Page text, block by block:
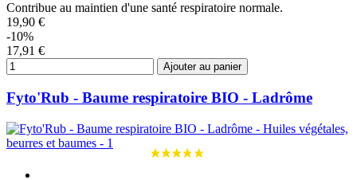
Contribue au maintien d'une santé respiratoire normale.
19,90 €
-10%
17,91 €
Ajouter au panier
Fyto'Rub - Baume respiratoire BIO - Ladrôme